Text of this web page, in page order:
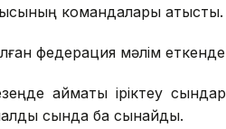
командалары қатысты.
федерация мәлім
аймақтық іріктеу
сында бақ сынайды.